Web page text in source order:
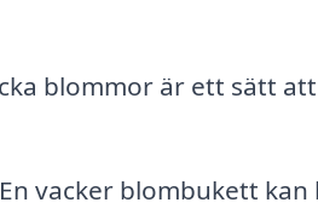
blommor är ett sätt
En vacker blombukett